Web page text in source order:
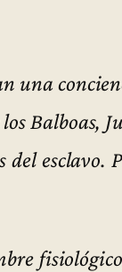
una
Balboas,
del esclavo.